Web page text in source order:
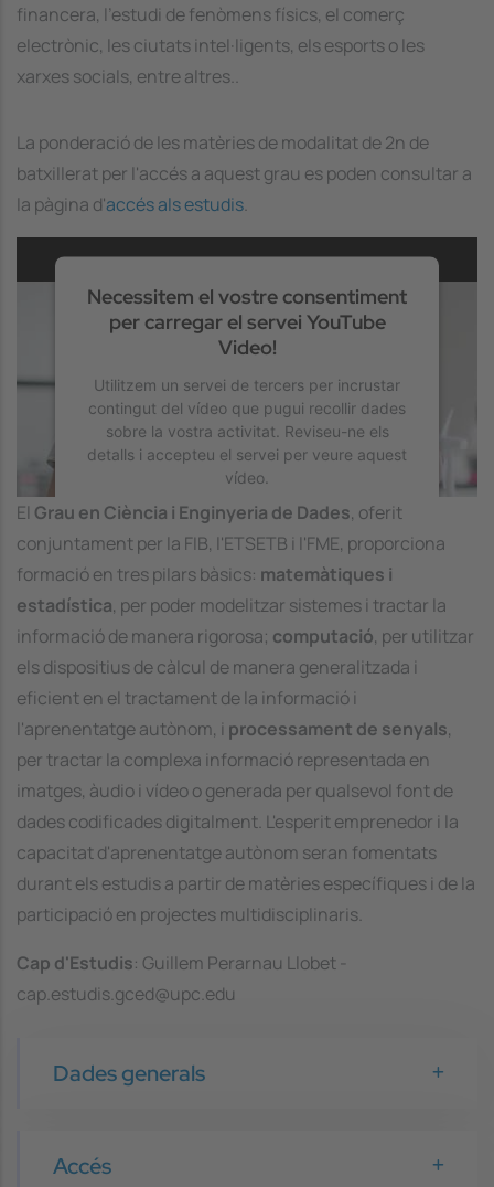
financera, l’estudi de fenòmens físics, el comerç
electrònic, les ciutats intel·ligents, els esports o les
xarxes socials, entre altres..
La ponderació de les matèries de modalitat de 2n de
batxillerat per l'accés a aquest grau es poden consultar a
la pàgina d'accés als estudis.
Necessitem el vostre consentiment
per carregar el servei YouTube
Video!
Utilitzem un servei de tercers per incrustar
contingut del vídeo que pugui recollir dades
sobre la vostra activitat. Reviseu-ne els
detalls i accepteu el servei per veure aquest
vídeo.
Més Informació
powered byUsercentrics Consent
El Grau en Ciència i Enginyeria de Dades, oferit
conjuntament per la FIB, l'ETSETB i l'FME, proporciona
formació en tres pilars bàsics: matemàtiques i
estadística, per poder modelitzar sistemes i tractar la
informació de manera rigorosa; computació, per utilitzar
els dispositius de càlcul de manera generalitzada i
eficient en el tractament de la informació i
l'aprenentatge autònom, i processament de senyals,
per tractar la complexa informació representada en
imatges, àudio i vídeo o generada per qualsevol font de
dades codificades digitalment. L'esperit emprenedor i la
capacitat d'aprenentatge autònom seran fomentats
durant els estudis a partir de matèries específiques i de la
participació en projectes multidisciplinaris.
Cap d'Estudis: Guillem Perarnau Llobet -
cap.estudis.gced@upc.edu
Dades generals
Accés